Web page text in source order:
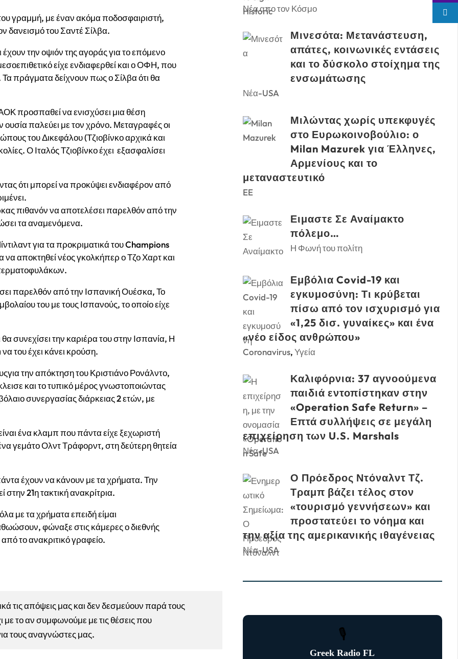
γραμμή, με έναν ακόμα ποδοσφαιριστή,
δανεισμό του Σαντέ Σίλβα.
έχουν την οψιόν της αγοράς για το επόμενο
είχε ενδιαφερθεί και οΟΦΗ, που
Τα πράγματα δείχνουν πως ο Σίλβα ότι θα
προσπαθεί να ενισχύσει μια θέση
ουσία παλεύει με τον χρόνο. Μεταγραφές οι
του Δικεφάλου (Τζιοβίνκο αρχικά και
Ο Ιταλός Τζιοβίνκο έχει εξασφαλίσει
ότι μπορεί να προκύψει ενδιαφέρον από
πιθανόν να αποτελέσει παρελθόν από την
τα αναμενόμενα.
για τα προκριματικά τουChampions
να αποκτηθεί νέος γκολκήπερ ο Τζο Χαρτκαι
παρελθόν από την Ισπανική Ουέσκα, Το
του με τους Ισπανούς, το οποίο είχε
συνεχίσει την καριέρα του στην Ισπανία, Η
να του έχει κάνει κρούση.
την απόκτηση του Κριστιάνο Ρονάλντο,
και το τυπικό μέρος γνωστοποιώντας
συνεργασίας διάρκειας 2 ετών, με
ένα κλαμπ που πάντα είχε ξεχωριστή
γεμάτο Ολντ Τράφορντ, στη δεύτερη θητεία
έχουν να κάνουν με τα χρήματα. Την
21η τακτική ανακρίτρια.
με τα χρήματα επειδή είμαι
φώναξε στις κάμερες ο διεθνής
το ανακριτικό γραφείο.
τις απόψεις μας και δεν δεσμεύουν παρά τους
με το αν συμφωνούμε με τις θέσεις που
τους αναγνώστες μας.
Νέα απο τον Κόσμο
Μινεσότα: Μετανάστευση,
απάτες, κοινωνικές εντάσεις
και το δύσκολο στοίχημα της
ενσωμάτωσης
Νέα-USA
Μιλώντας χωρίς υπεκφυγές
στο Ευρωκοινοβούλιο: ο
Milan Mazurek για Έλληνες,
Αρμενίους και το
μεταναστευτικό
EE
Ειμαστε Σε Αναίμακτο
πόλεμο…
Η Φωνή του πολίτη
Εμβόλια Covid-19 και
εγκυμοσύνη: Τι κρύβεται
πίσω από τον ισχυρισμό για
«1,25 δισ. γυναίκες» και ένα
«νέο είδος ανθρώπου»
Coronavirus,Υγεία
Καλιφόρνια: 37 αγνοούμενα
παιδιά εντοπίστηκαν στην
«Operation Safe Return» –
Επτά συλλήψεις σε μεγάλη
επιχείρηση των U.S. Marshals
Νέα-USA
Ο Πρόεδρος Ντόναλντ Τζ.
Τραμπ βάζει τέλος στον
«τουρισμό γεννήσεων» και
προστατεύει το νόημα και
την αξία της αμερικανικής ιθαγένειας
Νέα-USA
🎙
Greek Radio FL